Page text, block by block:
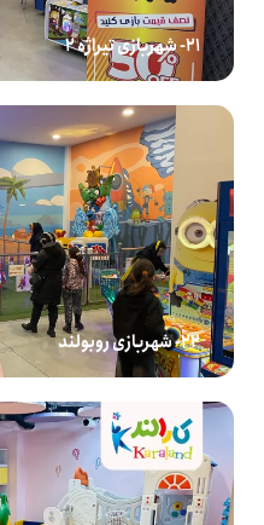
21- شهربازی تیراژه 2
22- شهربازی روبولند